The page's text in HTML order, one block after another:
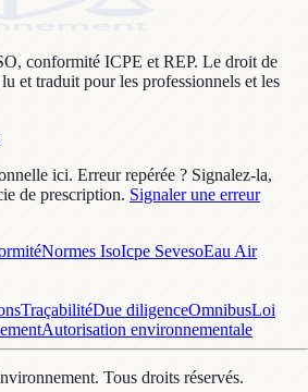
conformité ICPE et REP. Le droit de
et traduit pour les professionnels et les
ici. Erreur repérée ? Signalez-la,
de prescription. Signaler une erreur
Normes IsoIcpe SevesoEau Air
TraçabilitéDue diligenceOmnibusLoi
Autorisation environnementale
. Tous droits réservés.